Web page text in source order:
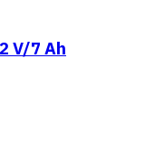
V/7 Ah